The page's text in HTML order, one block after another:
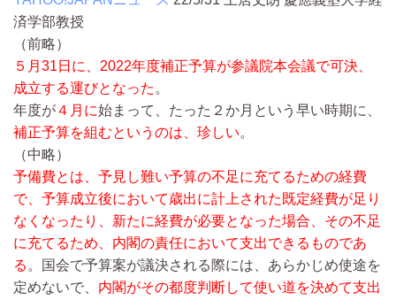
済学部教授
（前略）
５月31日に、2022年度補正予算が参議院本会議で可決、
成立する運びとなった 。
年度が４月に始まって、たった２か月という早い時期に、
補正予算を組むというのは、珍しい。
（中略）
予備費とは、予見し難い予算の不足に充てるための経費
で、予算成立後において歳出に計上された既定経費が足り
なくなったり、新たに経費が必要となった場合、その不足
に充てるため、内閣の責任において支出できるものであ
る 。国会で予算案が議決される際には、あらかじめ使途を
定めないで、 内閣がその都度判断して使い道を決めて支出